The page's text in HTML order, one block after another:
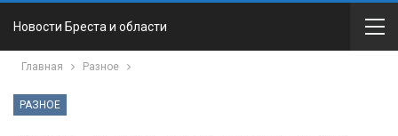
Новости Бреста и области
Главная Разное
РАЗНОЕ